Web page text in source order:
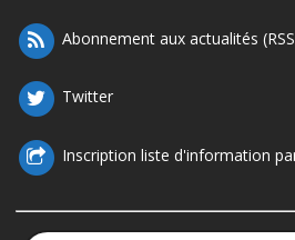
Abonnement aux actualités
Twitter
Inscription liste d'information